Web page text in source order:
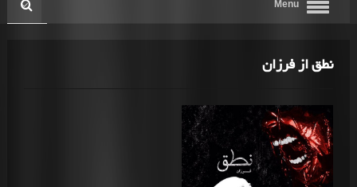
Menu
نطق از فرزان